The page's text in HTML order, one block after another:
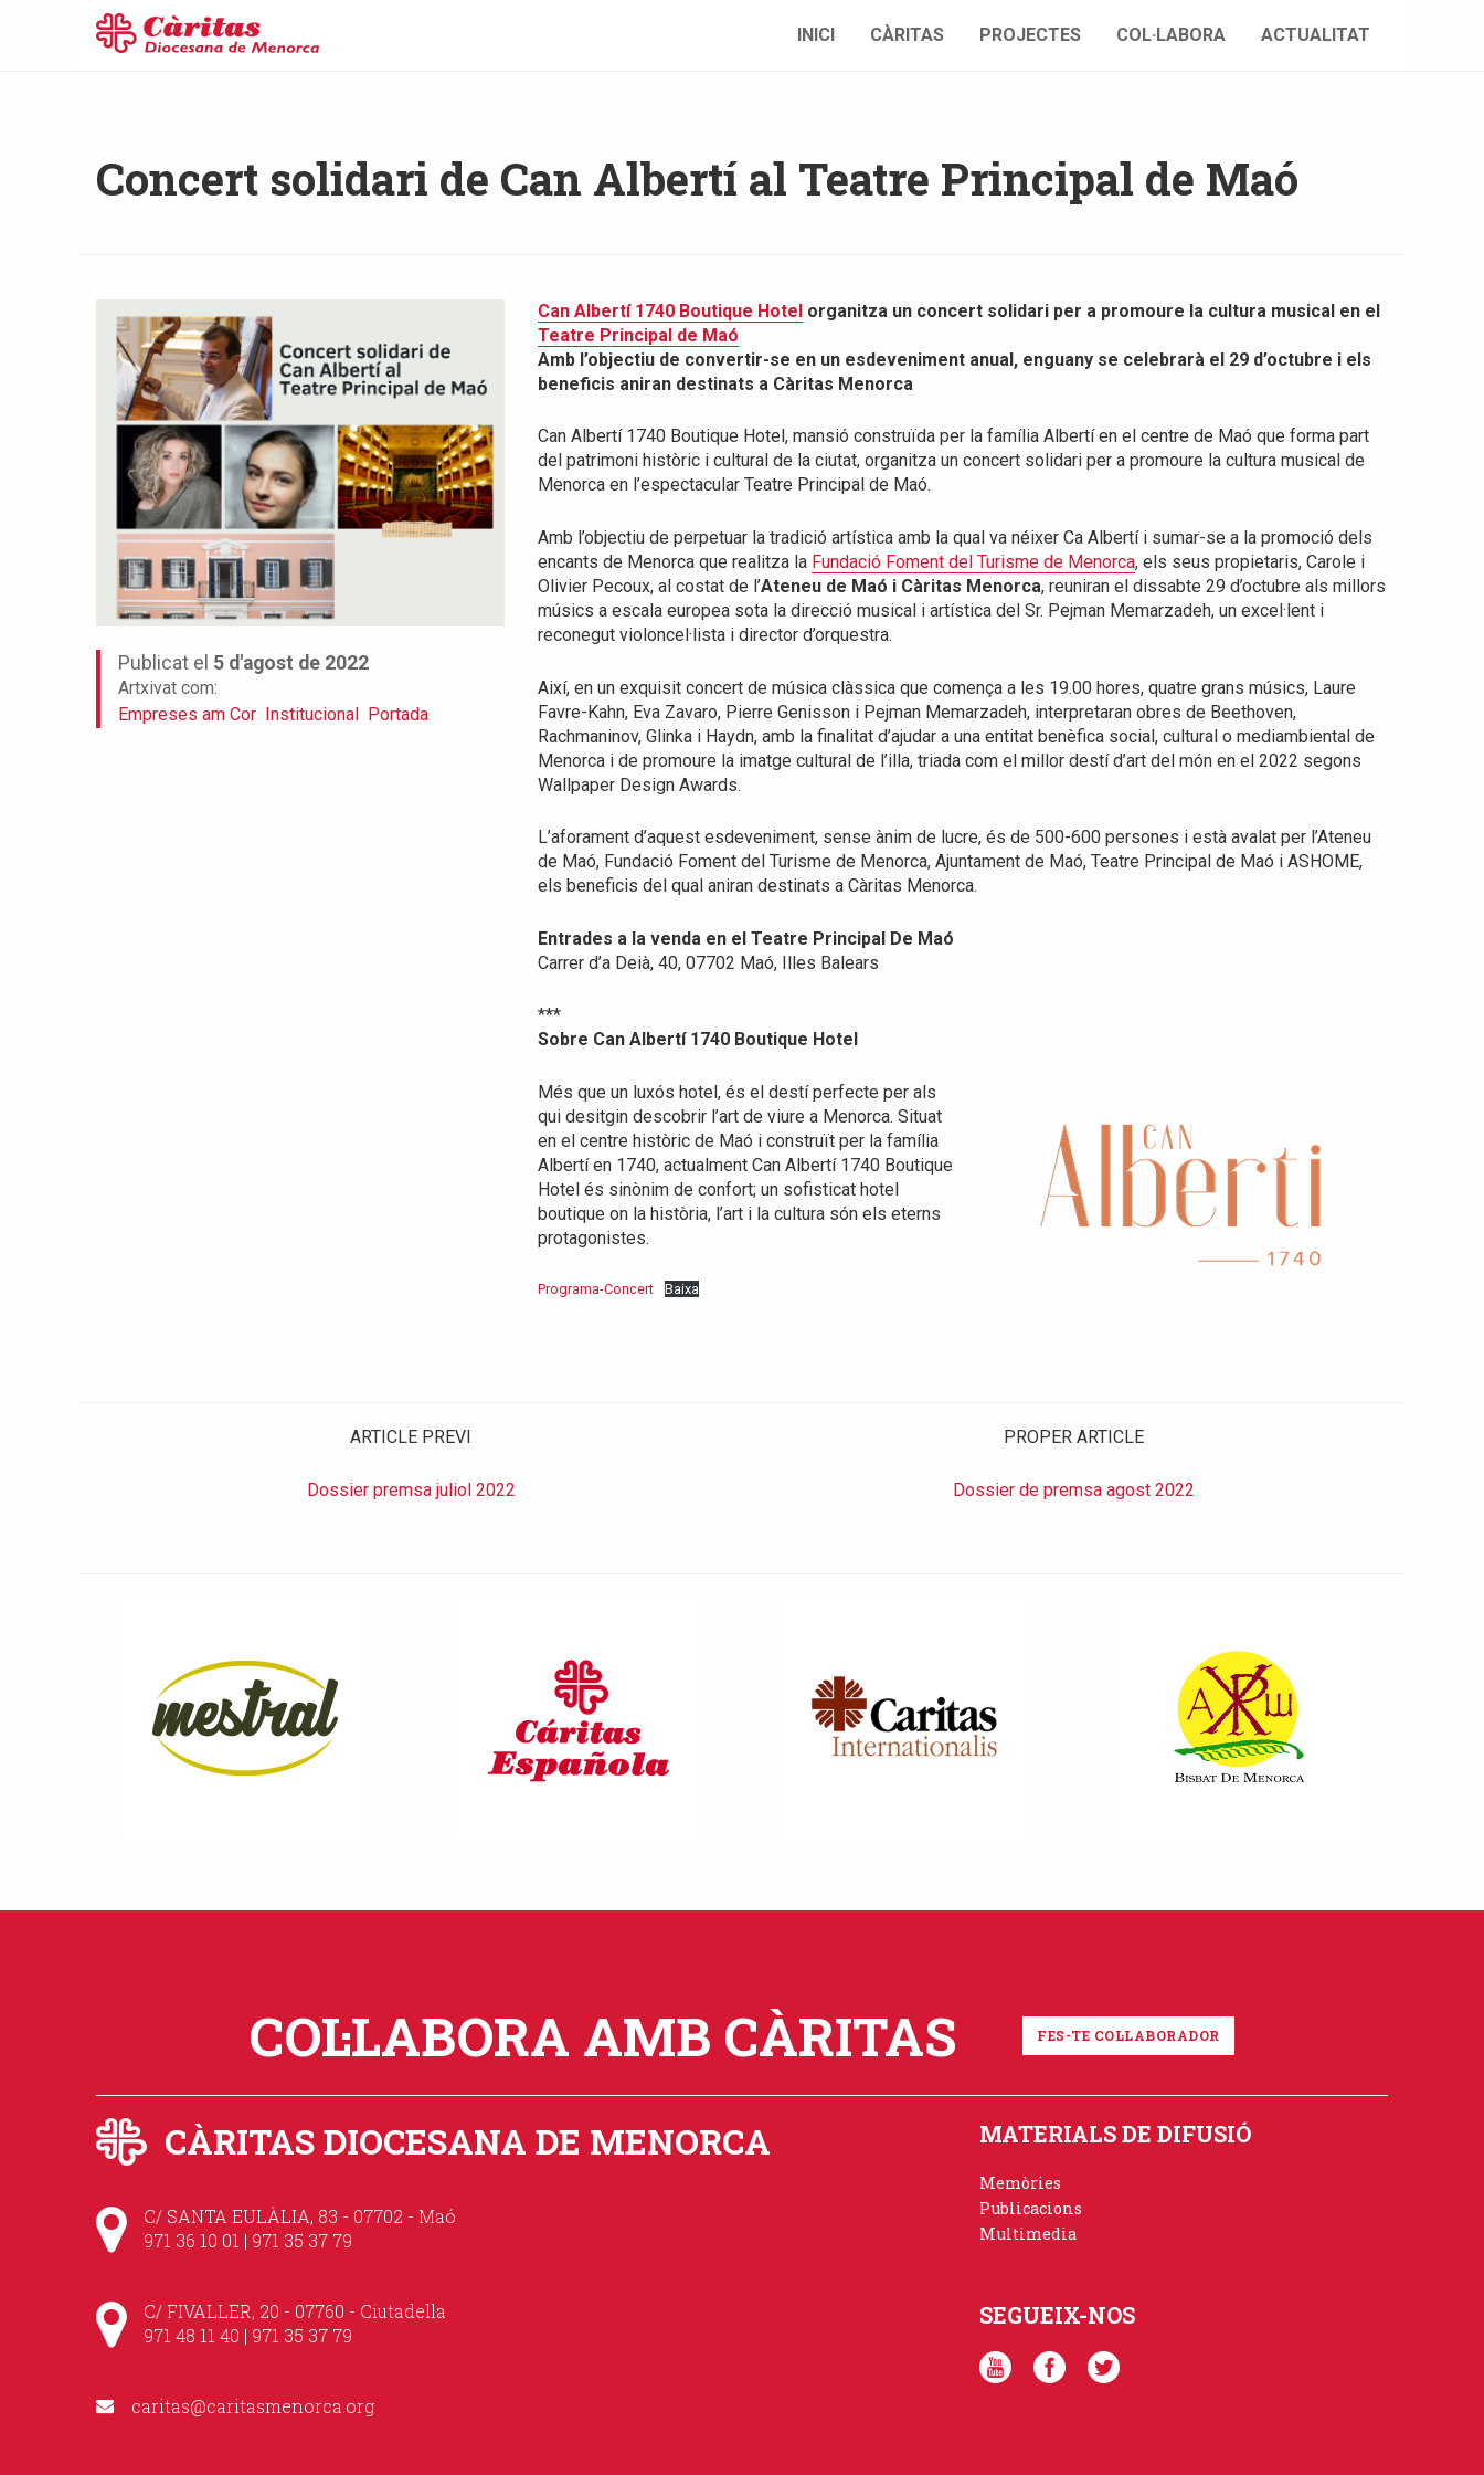
INICI CÀRITAS PROJECTES COL·LABORA ACTUALITAT
Concert solidari de Can Albertí al Teatre Principal de Maó
Publicat el 5 d'agost de 2022
Artxivat com:
Empreses am Cor Institucional Portada
Can Albertí 1740 Boutique Hotel organitza un concert solidari per a promoure la cultura musical en el
Teatre Principal de Maó
Amb l’objectiu de convertir-se en un esdeveniment anual, enguany se celebrarà el 29 d’octubre i els
beneficis aniran destinats a Càritas Menorca
Can Albertí 1740 Boutique Hotel, mansió construïda per la família Albertí en el centre de Maó que forma part
del patrimoni històric i cultural de la ciutat, organitza un concert solidari per a promoure la cultura musical de
Menorca en l’espectacular Teatre Principal de Maó.
Amb l’objectiu de perpetuar la tradició artística amb la qual va néixer Ca Albertí i sumar-se a la promoció dels
encants de Menorca que realitza la Fundació Foment del Turisme de Menorca, els seus propietaris, Carole i
Olivier Pecoux, al costat de l’Ateneu de Maó i Càritas Menorca, reuniran el dissabte 29 d’octubre als millors
músics a escala europea sota la direcció musical i artística del Sr. Pejman Memarzadeh, un excel·lent i
reconegut violoncel·lista i director d’orquestra.
Així, en un exquisit concert de música clàssica que comença a les 19.00 hores, quatre grans músics, Laure
Favre-Kahn, Eva Zavaro, Pierre Genisson i Pejman Memarzadeh, interpretaran obres de Beethoven,
Rachmaninov, Glinka i Haydn, amb la finalitat d’ajudar a una entitat benèfica social, cultural o mediambiental de
Menorca i de promoure la imatge cultural de l’illa, triada com el millor destí d’art del món en el 2022 segons
Wallpaper Design Awards.
L’aforament d’aquest esdeveniment, sense ànim de lucre, és de 500-600 persones i està avalat per l’Ateneu
de Maó, Fundació Foment del Turisme de Menorca, Ajuntament de Maó, Teatre Principal de Maó i ASHOME,
els beneficis del qual aniran destinats a Càritas Menorca.
Entrades a la venda en el Teatre Principal De Maó
Carrer d’a Deià, 40, 07702 Maó, Illes Balears
***
Sobre Can Albertí 1740 Boutique Hotel
Més que un luxós hotel, és el destí perfecte per als
qui desitgin descobrir l’art de viure a Menorca. Situat
en el centre històric de Maó i construït per la família
Albertí en 1740, actualment Can Albertí 1740 Boutique
Hotel és sinònim de confort; un sofisticat hotel
boutique on la història, l’art i la cultura són els eterns
protagonistes.
Programa-Concert Baixa
ARTICLE PREVI
Dossier premsa juliol 2022
PROPER ARTICLE
Dossier de premsa agost 2022
COL·LABORA AMB CÀRITAS FES-TE COL·LABORADOR
CÀRITAS DIOCESANA DE MENORCA
C/ SANTA EULÀLIA, 83 - 07702 - Maó
971 36 10 01 | 971 35 37 79
C/ FIVALLER, 20 - 07760 - Ciutadella
971 48 11 40 | 971 35 37 79
caritas@caritasmenorca.org
MATERIALS DE DIFUSIÓ
Memòries
Publicacions
Multimedia
SEGUEIX-NOS